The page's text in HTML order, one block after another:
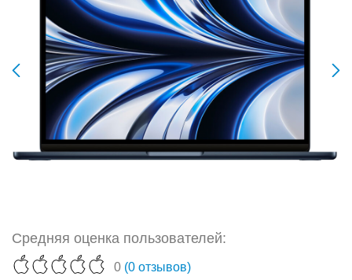
Средняя оценка пользователей:
0 (0 отзывов)